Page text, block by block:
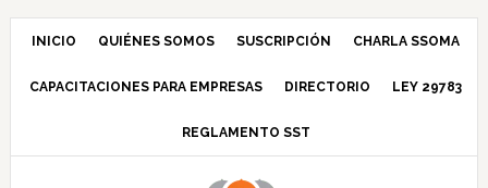
Saltar
navegación
Saltar
principal
Saltar
barra
principal
Saltar
INICIO QUIÉNES SOMOS SUSCRIPCIÓN CHARLA SSOMA
CAPACITACIONES PARA EMPRESAS DIRECTORIO LEY 29783
REGLAMENTO SST